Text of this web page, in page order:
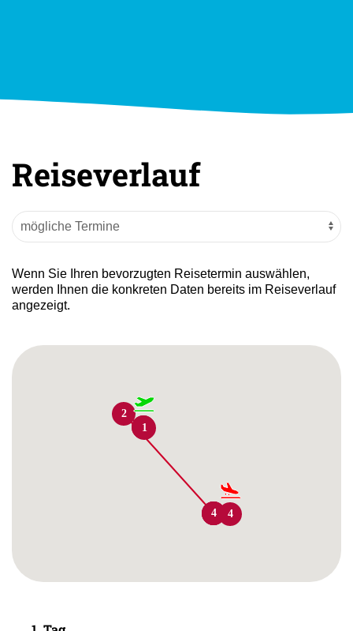
Reiseverlauf
Wenn Sie Ihren bevorzugten Reisetermin auswählen,
werden Ihnen die konkreten Daten bereits im Reiseverlauf
angezeigt.
112
2
3
3
4 4